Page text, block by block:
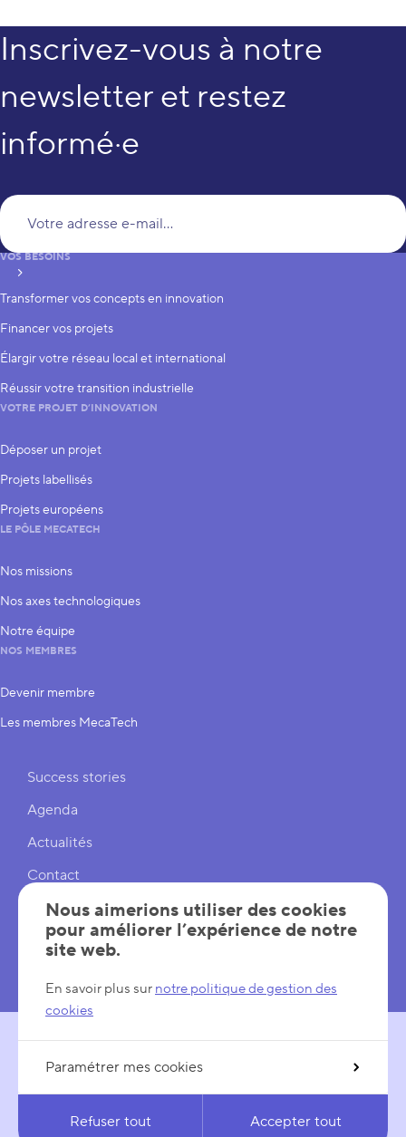
Inscrivez-vous à notre
newsletter et restez
informé·e
S’inscrire
VOS BESOINS
Transformer vos concepts en innovation
Financer vos projets
Élargir votre réseau local et international
Réussir votre transition industrielle
VOTRE PROJET D’INNOVATION
Déposer un projet
Projets labellisés
Projets européens
LE PÔLE MECATECH
Nos missions
Nos axes technologiques
Notre équipe
NOS MEMBRES
Devenir membre
Les membres MecaTech
Liens rapides
Success stories
Agenda
Actualités
Contact
Cookies
Réglages cookies
SUIVEZ-NOUS
Nous aimerions utiliser des cookies
pour améliorer l’expérience de notre
site web.
En savoir plus sur notre politique de gestion des
cookies
Paramétrer mes cookies
Refuser tout Accepter tout